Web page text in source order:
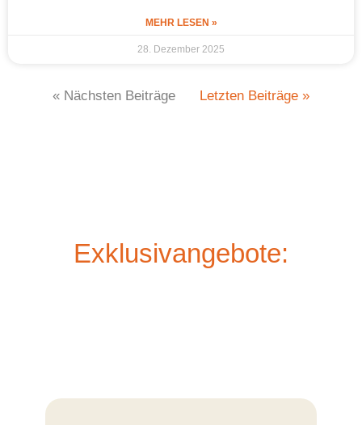
MEHR LESEN »
28. Dezember 2025
« Nächsten Beiträge Letzten Beiträge »
Exklusivangebote: